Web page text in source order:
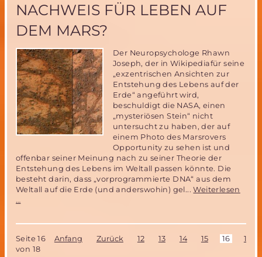
NACHWEIS FÜR LEBEN AUF
DEM MARS?
Der Neuropsychologe Rhawn
Joseph, der in Wikipediafür seine
„exzentrischen Ansichten zur
Entstehung des Lebens auf der
Erde“ angeführt wird,
beschuldigt die NASA, einen
„mysteriösen Stein“ nicht
untersucht zu haben, der auf
einem Photo des Marsrovers
Opportunity zu sehen ist und
offenbar seiner Meinung nach zu seiner Theorie der
Entstehung des Lebens im Weltall passen könnte. Die
besteht darin, dass „vorprogrammierte DNA“ aus dem
Weltall auf die Erde (und anderswohin) gel...Weiterlesen
…
einen
Nachweis
Seite 16
von 18
Anfang Zurück 12 13 14 15 16 17